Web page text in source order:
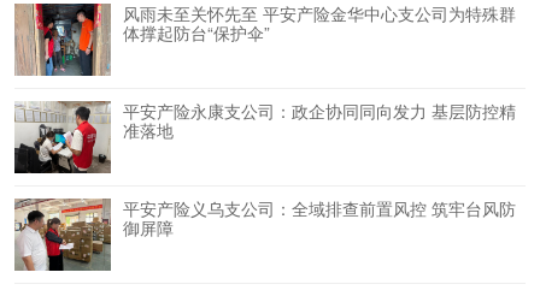
风雨未至关怀先至 平安产险金华中心支公司为特殊群
体撑起防台“保护伞”
平安产险永康支公司：政企协同同向发力 基层防控精
准落地
平安产险义乌支公司：全域排查前置风控 筑牢台风防
御屏障